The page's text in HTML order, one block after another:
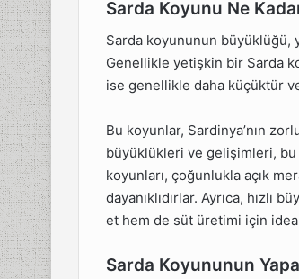
Sarda Koyunu Ne
Sarda koyununun büyüklüğü,
Genellikle yetişkin bir Sarda
ise genellikle daha küçüktür
Bu koyunlar, Sardinya’nın
büyüklükleri ve gelişimleri, bu
koyunları, çoğunlukla açık
dayanıklıdırlar. Ayrıca,
et hem de süt üretimi için
Sarda Koyununun